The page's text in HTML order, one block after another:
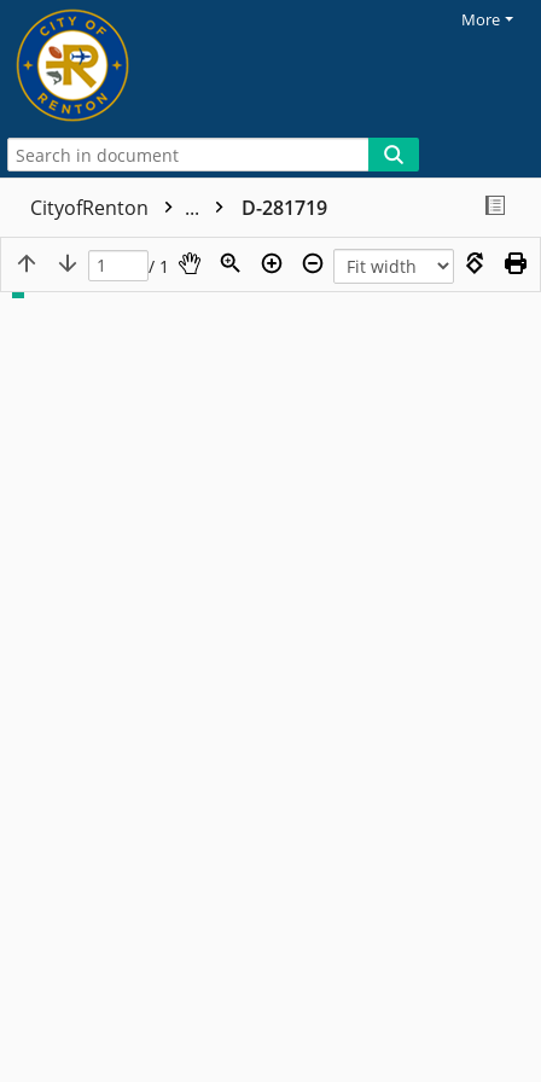
More
CityofRenton ... D-281719
/ 1